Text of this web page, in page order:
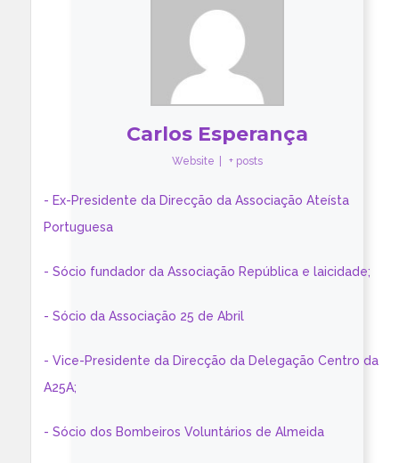
Carlos Esperança
Website + posts
- Ex-Presidente da Direcção da Associação Ateísta
Portuguesa
- Sócio fundador da Associação República e laicidade;
- Sócio da Associação 25 de Abril
- Vice-Presidente da Direcção da Delegação Centro da
A25A;
- Sócio dos Bombeiros Voluntários de Almeida